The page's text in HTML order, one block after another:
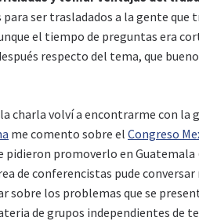
ser trasladados a la gente que
el tiempo de preguntas era
respecto del tema, que
charla volví a encontrarme con la
me comento sobre el Congreso
pidieron promoverlo en
de conferencistas pude
sobre los problemas que se
de grupos independientes de